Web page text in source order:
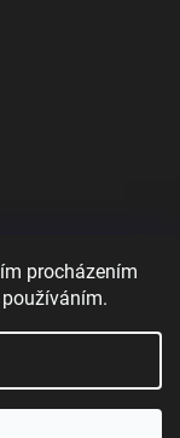
procházením